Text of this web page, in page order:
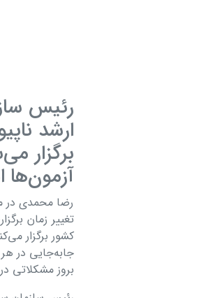
رئیس
برگزار
آزمون‌ها
رضا محمدی در
تغییر زمان
کشور برگزار
جابه‌جایی در
بروز مشکلاتی